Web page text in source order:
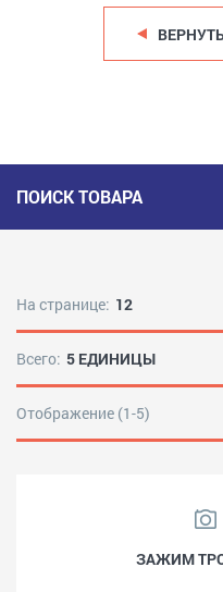
ПОИСК ТОВАРА
На странице: 12
Всего: 5 ЕДИНИЦЫ
Отображение (1-5)
ЗАЖИМ